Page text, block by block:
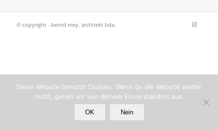
© copyright - bernd mey. architekt bda.
Diese Website benutzt Cookies. Wenn du die Website weiter
nutzt, gehen wir von deinem Einverständnis aus.
OK Nein